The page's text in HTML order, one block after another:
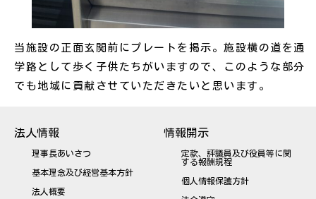
当施設の正面玄関前にプレートを掲示。施設横の道を通
学路として歩く子供たちがいますので、このような部分
でも地域に貢献させていただきたいと思います。
法人情報
理事長あいさつ
基本理念及び経営基本方針
法人概要
情報開示
定款、評議員及び役員等に関
する報酬規程
個人情報保護方針